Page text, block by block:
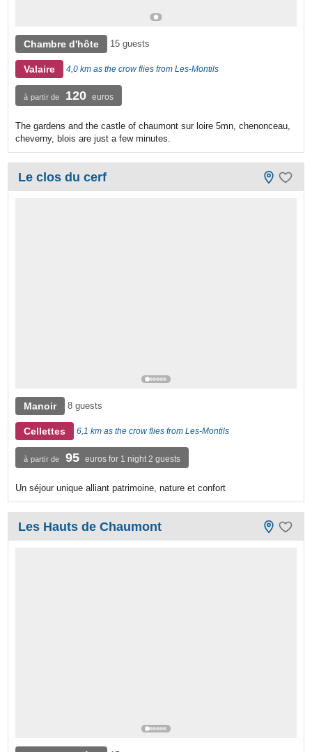
Chambre d'hôte 15 guests
Valaire 4,0 km as the crow flies from Les-Montils
à partir de 120 euros
The gardens and the castle of chaumont sur loire 5mn, chenonceau,
cheverny, blois are just a few minutes.
Le clos du cerf
Manoir 8 guests
Cellettes 6,1 km as the crow flies from Les-Montils
à partir de 95 euros for 1 night 2 guests
Un séjour unique alliant patrimoine, nature et confort
Les Hauts de Chaumont